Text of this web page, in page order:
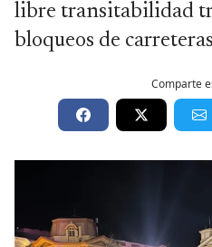
libre transitabilidad
bloqueos de
Comparte